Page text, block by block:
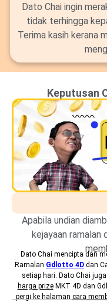
Dato Chai ingin
tidak terhingga
Terima kasih kerana
Keputusan
Apabila undian
kejayaan ramalan
Dato Chai mencipta dan
Ramalan Gdlotto 4D dan
setiap hari. Dato Chai
harga prizeMKT 4D dan
pergi ke halaman cara